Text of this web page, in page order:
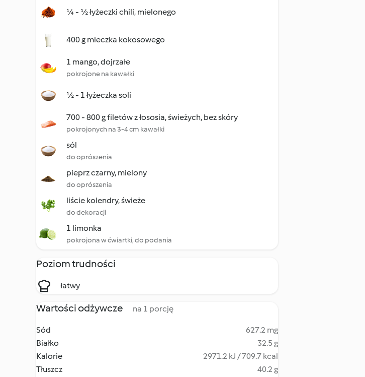
¼ - ½ łyżeczki chili, mielonego
400 g mleczka kokosowego
1 mango, dojrzałe
pokrojone na kawałki
½ - 1 łyżeczka soli
700 - 800 g filetów z łososia, świeżych, bez skóry
pokrojonych na 3-4 cm kawałki
sól
do oprószenia
pieprz czarny, mielony
do oprószenia
liście kolendry, świeże
do dekoracji
1 limonka
pokrojona w ćwiartki, do podania
Poziom trudności
łatwy
Wartości odżywcze na 1 porcję
Sód
627.2 mg
Białko
32.5 g
Kalorie
2971.2 kJ / 709.7 kcal
Tłuszcz
40.2 g